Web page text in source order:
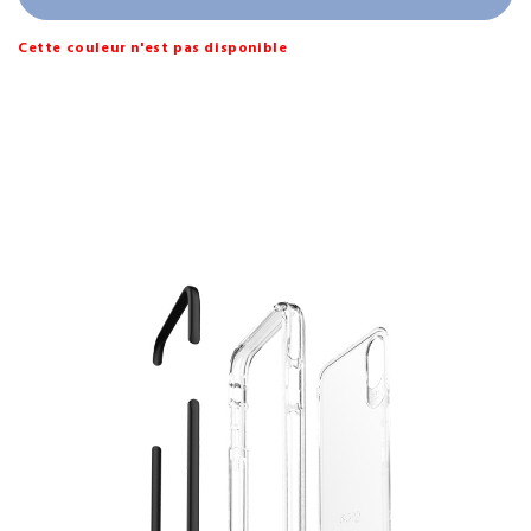
Cette couleur n'est pas disponible